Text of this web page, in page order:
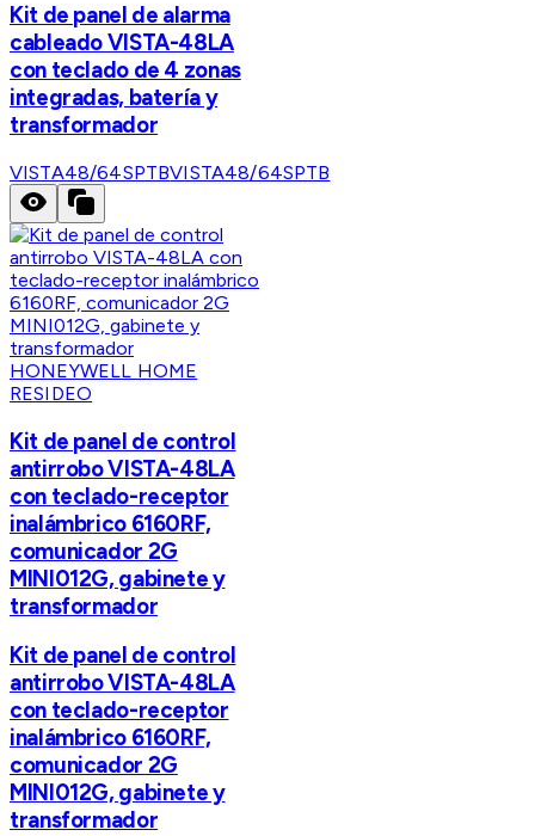
Kit de panel de alarma
cableado VISTA-48LA
con teclado de 4 zonas
integradas, batería y
transformador
VISTA48/64SPTBVISTA48/64SPTB
HONEYWELL HOME
RESIDEO
Kit de panel de control
antirrobo VISTA-48LA
con teclado-receptor
inalámbrico 6160RF,
comunicador 2G
MINI012G, gabinete y
transformador
Kit de panel de control
antirrobo VISTA-48LA
con teclado-receptor
inalámbrico 6160RF,
comunicador 2G
MINI012G, gabinete y
transformador